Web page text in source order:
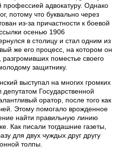
адвокатуру. Однако
потому что буквально через
из-за причастности к боевой
осенью 1906
в столицу и стал одним из
же его процесс, на котором он
поместье своего
защитнику.
выступал на многих громких
депутатом Государственной
оратор, после того как
Этому помогало врожденное
найти правильную линию
Как писали тогдашние газеты,
для двух чуждых друг другу
толпы.